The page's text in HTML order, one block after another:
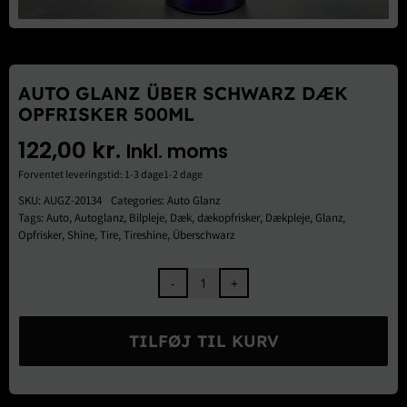
AUTO GLANZ ÜBER SCHWARZ DÆK
OPFRISKER 500ML
122,00 kr. Inkl. moms
Forventet leveringstid: 1-3 dage1-2 dage
SKU: AUGZ-20134 Categories: Auto Glanz
Tags: Auto,Autoglanz, Bilpleje, Dæk,dækopfrisker, Dækpleje,Glanz,
Opfrisker, Shine,Tire,Tireshine, Überschwarz
Auto
Glanz
Über
Schwarz
Dæk
Opfrisker
TILFØJ TIL KURV